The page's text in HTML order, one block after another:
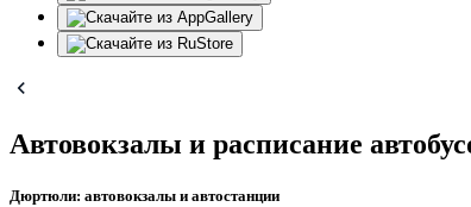
Автовокзалы и расписание
Дюртюли: автовокзалы и автостанции